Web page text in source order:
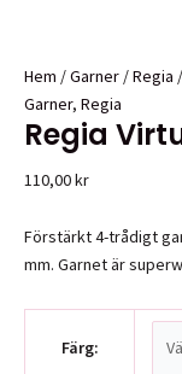
Hem /Garner /Regia
Garner, Regia
Regia
110,00kr
Förstärkt 4-trådigt
mm. Garnet är
Färg: